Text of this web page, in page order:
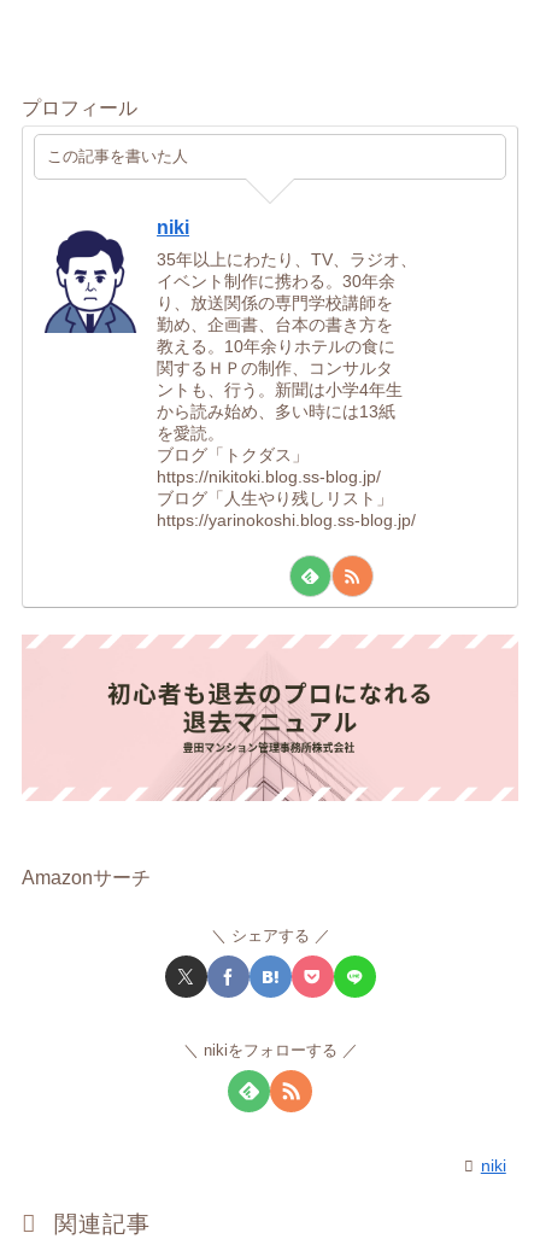
プロフィール
この記事を書いた人
niki
35年以上にわたり、TV、ラジオ、
イベント制作に携わる。30年余
り、放送関係の専門学校講師を
勤め、企画書、台本の書き方を
教える。10年余りホテルの食に
関するＨＰの制作、コンサルタ
ントも、行う。新聞は小学4年生
から読み始め、多い時には13紙
を愛読。
ブログ「トクダス」
https://nikitoki.blog.ss-blog.jp/
ブログ「人生やり残しリスト」
https://yarinokoshi.blog.ss-blog.jp/
Amazonサーチ
シェアする
nikiをフォローする
niki
関連記事